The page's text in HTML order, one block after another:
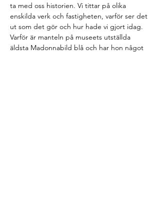
ta med oss historien. Vi tittar på olika
enskilda verk och fastigheten, varför ser det
ut som det gör och hur hade vi gjort idag.
Varför är manteln på museets utställda
äldsta Madonnabild blå och har hon något